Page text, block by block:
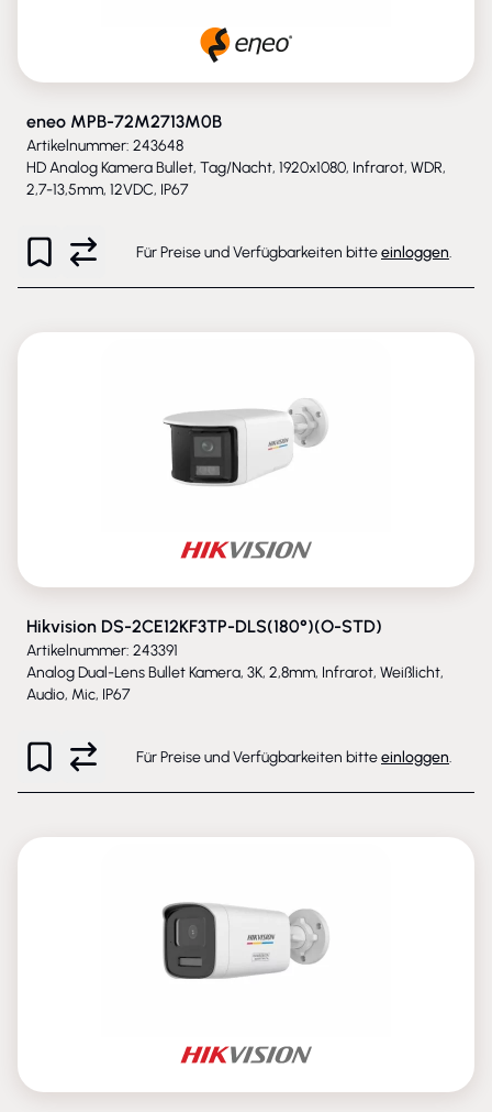
eneo MPB-72M2713M0B
Artikelnummer: 243648
HD Analog Kamera Bullet, Tag/Nacht, 1920x1080, Infrarot, WDR,
2,7-13,5mm, 12VDC, IP67
Für Preise und Verfügbarkeiten bitteeinloggen.
Hikvision DS-2CE12KF3TP-DLS(180°)(O-STD)
Artikelnummer: 243391
Analog Dual-Lens Bullet Kamera, 3K, 2,8mm, Infrarot, Weißlicht,
Audio, Mic, IP67
Für Preise und Verfügbarkeiten bitteeinloggen.